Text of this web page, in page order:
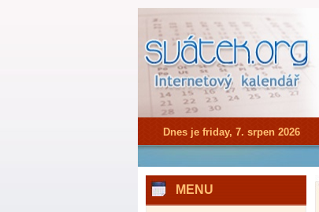
MENU
Dnes je friday, 7. srpen 2026